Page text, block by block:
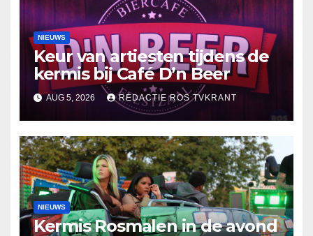
NIEUWS
Keur van artiesten tijdens de
kermis bij Café D’n Beer
AUG 5, 2026 REDACTIE ROS TVKRANT
NIEUWS
Kermis Rosmalen in de avond